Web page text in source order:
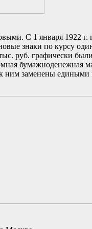
С 1 января 1922 г.
знаки по курсу
руб. графически
бумажноденежная
ним заменены